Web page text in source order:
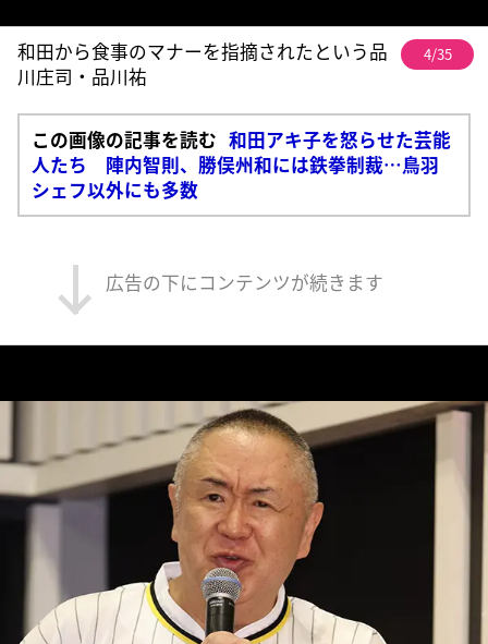
和田から食事のマナーを指摘されたという品
川庄司・品川祐
4/35
この画像の記事を読む 和田アキ子を怒らせた芸能
人たち 陣内智則、勝俣州和には鉄拳制裁…鳥羽
シェフ以外にも多数
広告の下にコンテンツが続きます